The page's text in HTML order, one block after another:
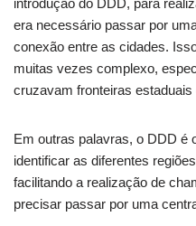
introdução do DDD, para
era necessário passar por
conexão entre as cidades.
muitas vezes complexo,
cruzavam fronteiras estaduais
Em outras palavras, o DDD é
identificar as diferentes
facilitando a realização de
precisar passar por uma